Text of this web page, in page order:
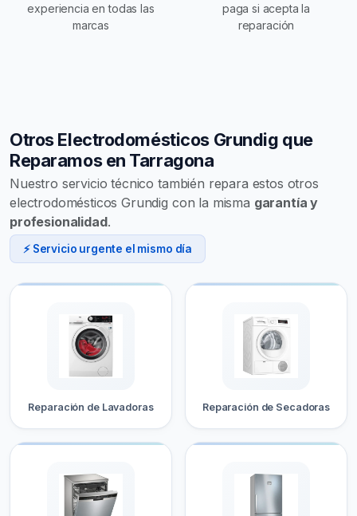
experiencia en todas las
marcas
paga si acepta la
reparación
Otros Electrodomésticos Grundig que
Reparamos en Tarragona
Nuestro servicio técnico también repara estos otros
electrodomésticos Grundig con la misma garantía y
profesionalidad.
⚡ Servicio urgente el mismo día
Reparación de Lavadoras Reparación de Secadoras